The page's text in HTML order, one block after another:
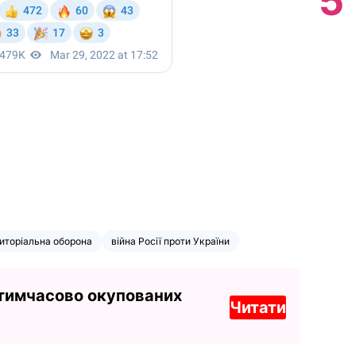
оборона війна Росії проти України
окупованих
Читати